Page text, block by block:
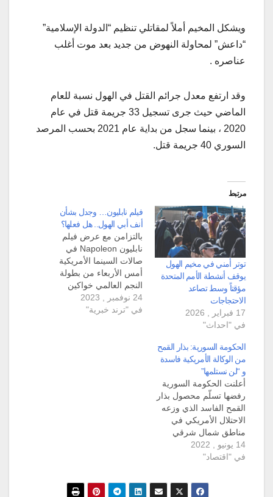
ويشكل المخيم أملاً لمقاتلي تنظيم “الدولة الإسلامية”
“داعش” لمحاولة النهوض من جديد بعد موت أغلب
عناصره .
وقد ارتفع معدل جرائم القتل في الهول نسبة للعام
الماضي حيث جرى تسجيل 33 جريمة قتل في عام
2020 ، بينما سجل من بداية عام 2021 بحسب المرصد
السوري 40 جريمة قتل.
مرتبط
توتر أمني في مخيم الهول
يوقف أنشطة الأمم المتحدة
مؤقتاً وسط تصاعد
الاحتجاجات
17 فبراير , 2026
في "احداث"
فيلم نابليون… وجدل بشأن
أنف أبي الهول.. هل فعلها؟
بالتزامن مع عرض فيلم
نابليون Napoleon في
صالات السينما الأمريكية
أمس الأربعاء من بطولة
النجم العالمي خواكين
فينيكس، عاد الجدل من
جديد حول مشهد
24 نوفمبر , 2023
في "ترند خبرية"
الحكومة السورية: بذار القمح
من الوكالة الأمريكية فاسدة
و “لن نستلمها”
أعلنت الحكومة السورية
رفضها تسلّم محصول بذار
القمح الفاسد الذي وزعه
الاحتلال الأمريكي في
مناطق شمال شرقي
سوريا عبر "الوكالة
الأميركية للتنمية الدولية
الزراعة، حسان قطنا،
لصحيفة الوطن يوم الأحد،
14 يونيو , 2022
في "اقتصاد"